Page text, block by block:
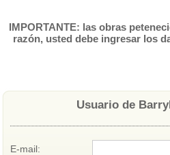
IMPORTANTE: las obras
razón, usted debe ingresar los
Usuario de
E-mail: